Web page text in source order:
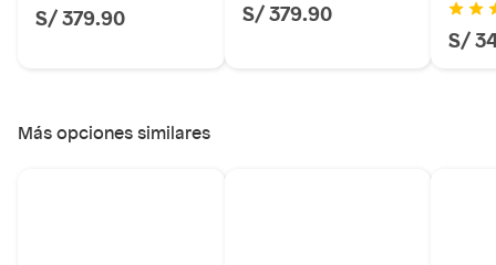
S/ 379.90 S/ 379.90
S/
Más opciones similares